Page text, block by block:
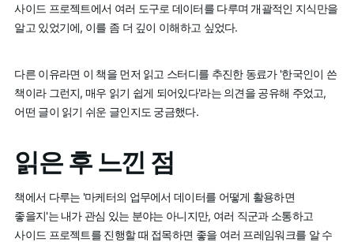
사이드 프로젝트에서 여러 도구로 데이터를 다루며 개괄적인 지식만을
알고 있었기에, 이를 좀 더 깊이 이해하고 싶었다.
다른 이유라면 이 책을 먼저 읽고 스터디를 추진한 동료가 '한국인이 쓴
책이라 그런지, 매우 읽기 쉽게 되어있다'라는 의견을 공유해 주었고,
어떤 글이 읽기 쉬운 글인지도 궁금했다.
읽은 후 느낀 점
책에서 다루는 '마케터의 업무에서 데이터를 어떻게 활용하면
좋을지'는 내가 관심 있는 분야는 아니지만, 여러 직군과 소통하고
사이드 프로젝트를 진행할 때 접목하면 좋을 여러 프레임워크를 알 수